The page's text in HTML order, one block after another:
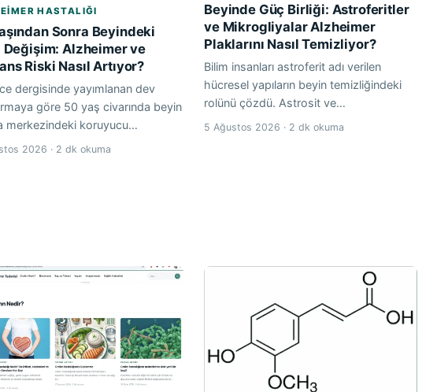
HASTALIĞI
Sonra Beyindeki
Değişim: Alzheimer ve
Riski Nasıl Artıyor?
dergisinde yayımlanan dev
göre 50 yaş civarında beyin
merkezindeki koruyucu…
2026 · 2 dk okuma
Beyinde Güç Birliği: Astroferitler
ve Mikrogliyalar Alzheimer
Plaklarını Nasıl Temizliyor?
Bilim insanları astroferit adı verilen
hücresel yapıların beyin temizliğindeki
rolünü çözdü. Astrosit ve…
5 Ağustos 2026 · 2 dk okuma